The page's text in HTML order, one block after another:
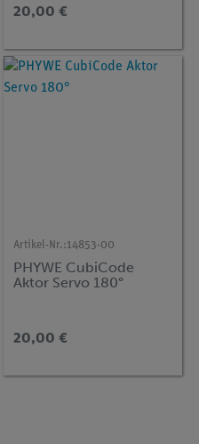
20,00 €
Artikel-Nr.:14853-00
PHYWE CubiCode
Aktor Servo 180°
20,00 €